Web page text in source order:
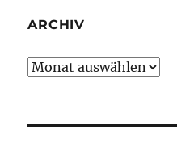
ARCHIV
Archiv